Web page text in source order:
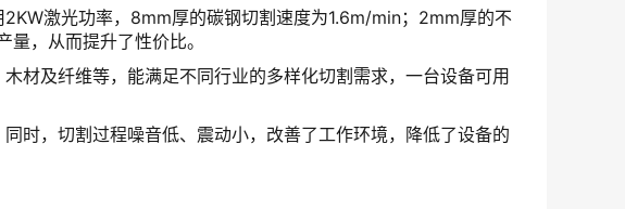
激光功率，8mm厚的碳钢切割速度为1.6m/min；2mm厚的不
，从而提升了性价比。
材及纤维等，能满足不同行业的多样化切割需求，一台设备可用
时，切割过程噪音低、震动小，改善了工作环境，降低了设备的